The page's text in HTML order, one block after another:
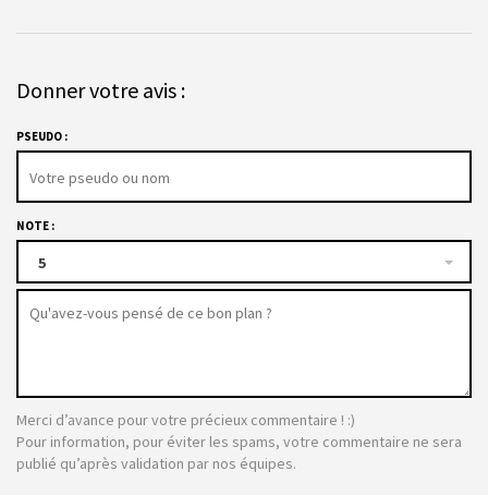
Donner votre avis :
PSEUDO :
NOTE :
5
Merci d’avance pour votre précieux commentaire ! :)
Pour information, pour éviter les spams, votre commentaire ne sera
publié qu’après validation par nos équipes.